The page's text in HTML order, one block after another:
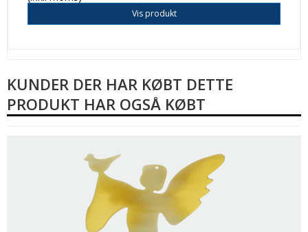
Vis produkt
KUNDER DER HAR KØBT DETTE
PRODUKT HAR OGSÅ KØBT